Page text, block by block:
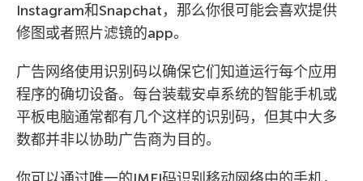
Instagram和Snapchat，那么你很可能会喜欢提供
修图或者照片滤镜的app。
广告网络使用识别码以确保它们知道运行每个应用
程序的确切设备。每台装载安卓系统的智能手机或
平板电脑通常都有几个这样的识别码，但其中大多
数都并非以协助广告商为目的。